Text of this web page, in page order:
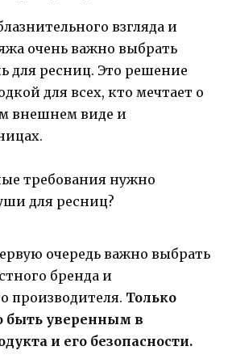
взгляда и
очень важно выбрать
для ресниц. Это решение
для всех, кто мечтает о
внешнем виде и
требования нужно
для ресниц?
очередь важно выбрать
бренда и
производителя. Только
быть уверенным в
и его безопасности.